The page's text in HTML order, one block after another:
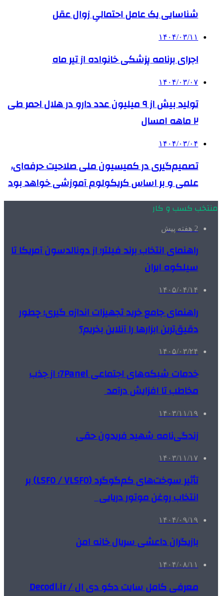
شناسایی یک عامل احتمالیِ زوال عقل
۱۴۰۴/۰۳/۱۱
اجرای برنامه پزشکی خانواده از تیر ماه
۱۴۰۴/۰۳/۰۷
تولید بیش از ۹ میلیون عدد دارو در هلال احمر طی
۲ ماهه امسال
۱۴۰۴/۰۳/۰۴
تصمیم‌گیری در کمیسیون ملی صلاحیت حرفه‌ای،
علمی و بر اساس کریکولوم آموزشی خواهد بود
منتخب کسب و کار
2 هفته پیش
راهنمای انتخاب برند فیلتر؛ از دونالدسون آمریکا تا
سیلکوه ایران
۱۴۰۵/۰۴/۱۴
راهنمای جامع خرید تجهیزات اندازه گیری؛ چطور
دقیق‌ترین ابزارها را آنلاین بخریم؟
۱۴۰۵/۰۳/۲۴
خدمات شبکه‌های اجتماعی 7Panel؛ از جذب
مخاطب تا افزایش درآمد
۱۴۰۳/۱۱/۱۹
زندگی‌نامه شهید فریدون حقی
۱۴۰۳/۱۱/۱۷
تأثیر سوخت‌های کم‌گوگرد (LSFO / VLSFO) بر
انتخاب روغن موتور دریایی
۱۴۰۴/۰۹/۱۹
بازیگران داعشی سریال خانه امن
۱۴۰۴/۰۸/۱۱
معرفی کامل سایت دکو دی ال / Decodl.ir